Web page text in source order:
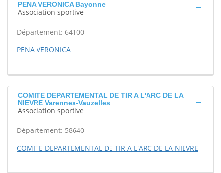
PENA VERONICA Bayonne
Association sportive
Département: 64100
PENA VERONICA
COMITE DEPARTEMENTAL DE TIR A L'ARC DE LA
NIEVRE Varennes-Vauzelles
Association sportive
Département: 58640
COMITE DEPARTEMENTAL DE TIR A L'ARC DE LA NIEVRE